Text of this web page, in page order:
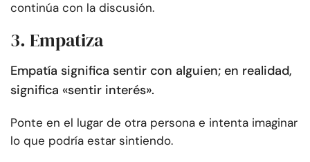
continúa con la discusión.
3. Empatiza
Empatía significa sentir con alguien; en realidad,
significa «sentir interés».
Ponte en el lugar de otra persona e intenta imaginar
lo que podría estar sintiendo.